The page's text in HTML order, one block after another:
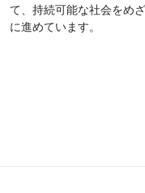
て、持続可能な社会をめ
に進めています。